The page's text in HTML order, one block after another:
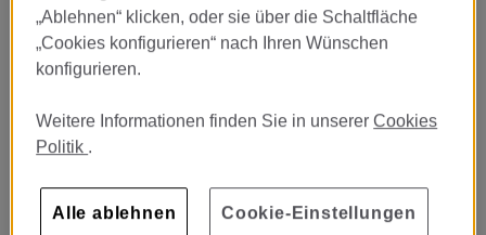
„Ablehnen“ klicken, oder sie über die Schaltfläche
„Cookies konfigurieren“ nach Ihren Wünschen
konfigurieren.
Weitere Informationen finden Sie in unsererCookies
Politik .
Alle ablehnen Cookie-Einstellungen